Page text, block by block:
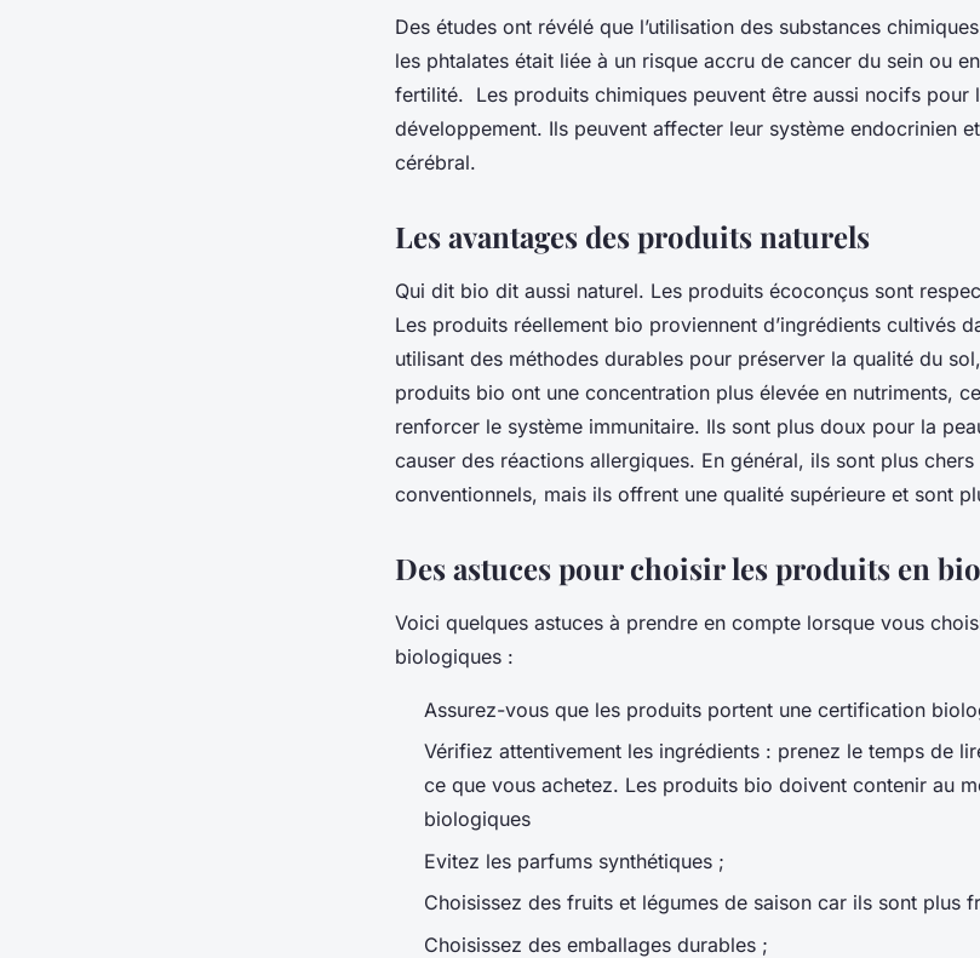
Des études ont révélé que l’utilisation des substances
les phtalates était liée à un risque accru de cancer du sein ou
fertilité. Les produits chimiques peuvent être aussi nocifs pour
développement. Ils peuvent affecter leur système endocrinien
cérébral.
Les avantages des produits naturels
Qui dit bio dit aussi naturel. Les produits écoconçus sont
Les produits réellement bio proviennent d’ingrédients cultivés
utilisant des méthodes durables pour préserver la qualité du
produits bio ont une concentration plus élevée en nutriments,
renforcer le système immunitaire. Ils sont plus doux pour la
causer des réactions allergiques. En général, ils sont plus
conventionnels, mais ils offrent une qualité supérieure et sont
Des astuces pour choisir les produits en
Voici quelques astuces à prendre en compte lorsque vous
biologiques :
Assurez-vous que les produits portent une certification
Vérifiez attentivement les ingrédients : prenez le temps de
ce que vous achetez. Les produits bio doivent contenir au
biologiques
Evitez les parfums synthétiques ;
Choisissez des fruits et légumes de saison car ils sont plus
Choisissez des emballages durables ;